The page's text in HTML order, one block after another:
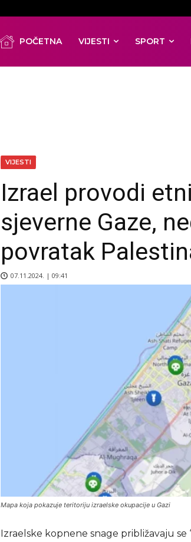
POČETNA VIJESTI SPORT
VIJESTI
Izrael provodi
sjeverne Gaze,
povratak
07.11.2024. | 09:41
Mapa koja pokazuje teritoriju izraelske okupacije u Gazi
Izraelske kopnene snage približavaju